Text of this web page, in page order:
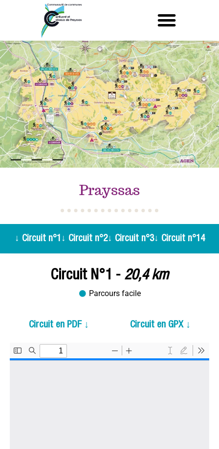
Prayssas
↓ Circuit n°1 ↓ Circuit n°2↓ Circuit n°3↓ Circuit n°14
Circuit N°1 - 20,4 km
Parcours facile
Circuit en PDF ↓ Circuit en GPX ↓